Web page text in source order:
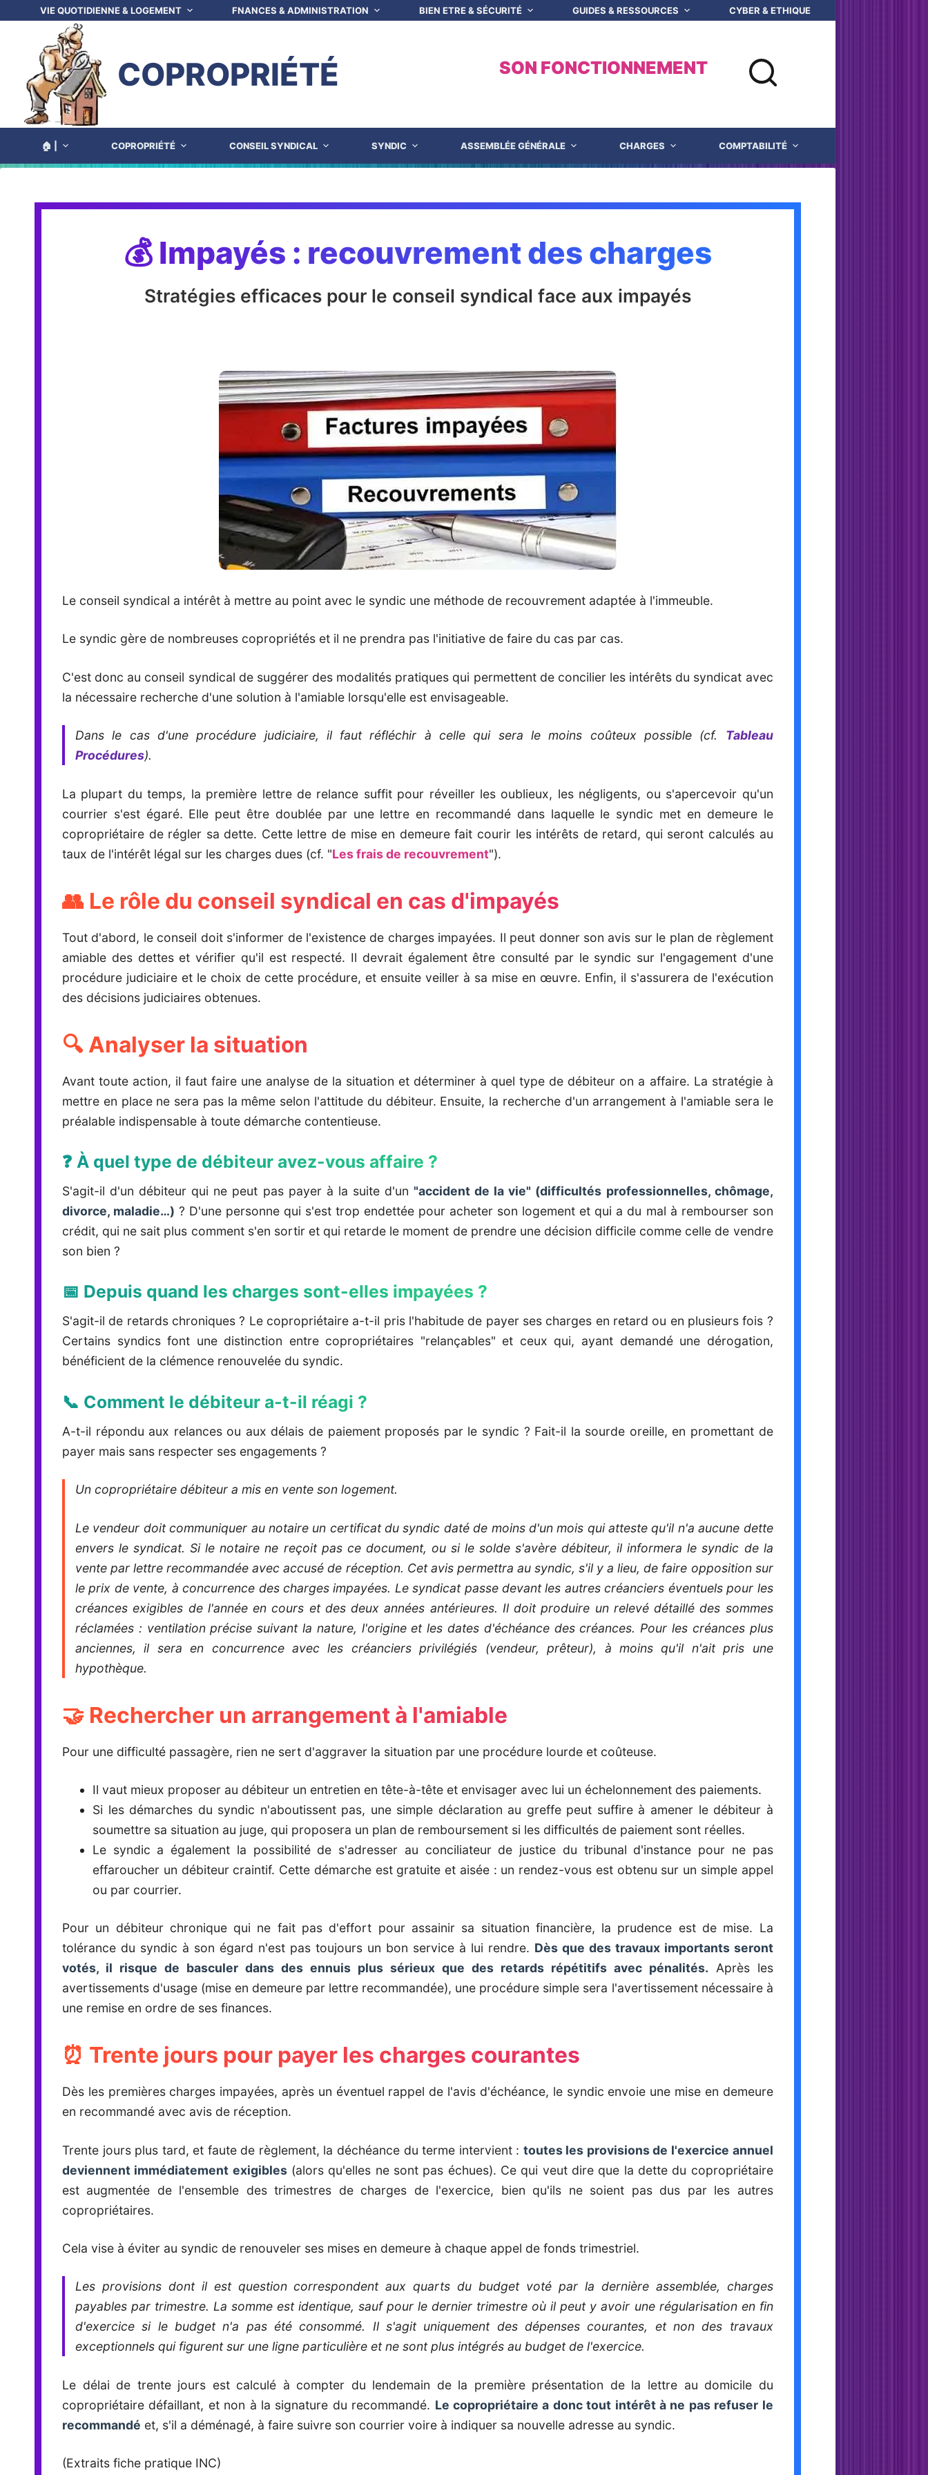
VIE QUOTIDIENNE & LOGEMENT FNANCES & ADMINISTRATION BIEN ETRE & SÉCURITÉ GUIDES & RESSOURCES CYBER & ETHIQUE NUMERIQUE
COPROPRIÉTÉ SON FONCTIONNEMENT
🏠 | COPROPRIÉTÉ CONSEIL SYNDICAL SYNDIC ASSEMBLÉE GÉNÉRALE CHARGES COMPTABILITÉ
💰 Impayés : recouvrement des charges
Stratégies efficaces pour le conseil syndical face aux impayés
Le conseil syndical a intérêt à mettre au point avec le syndic une méthode de recouvrement adaptée à l'immeuble.
Le syndic gère de nombreuses copropriétés et il ne prendra pas l'initiative de faire du cas par cas.
C'est donc au conseil syndical de suggérer des modalités pratiques qui permettent de concilier les intérêts du syndicat avec
la nécessaire recherche d'une solution à l'amiable lorsqu'elle est envisageable.
Dans le cas d'une procédure judiciaire, il faut réfléchir à celle qui sera le moins coûteux possible (cf. Tableau
Procédures).
La plupart du temps, la première lettre de relance suffit pour réveiller les oublieux, les négligents, ou s'apercevoir qu'un
courrier s'est égaré. Elle peut être doublée par une lettre en recommandé dans laquelle le syndic met en demeure le
copropriétaire de régler sa dette. Cette lettre de mise en demeure fait courir les intérêts de retard, qui seront calculés au
taux de l'intérêt légal sur les charges dues (cf. "Les frais de recouvrement").
👥 Le rôle du conseil syndical en cas d'impayés
Tout d'abord, le conseil doit s'informer de l'existence de charges impayées. Il peut donner son avis sur le plan de règlement
amiable des dettes et vérifier qu'il est respecté. Il devrait également être consulté par le syndic sur l'engagement d'une
procédure judiciaire et le choix de cette procédure, et ensuite veiller à sa mise en œuvre. Enfin, il s'assurera de l'exécution
des décisions judiciaires obtenues.
🔍 Analyser la situation
Avant toute action, il faut faire une analyse de la situation et déterminer à quel type de débiteur on a affaire. La stratégie à
mettre en place ne sera pas la même selon l'attitude du débiteur. Ensuite, la recherche d'un arrangement à l'amiable sera le
préalable indispensable à toute démarche contentieuse.
❓ À quel type de débiteur avez-vous affaire ?
S'agit-il d'un débiteur qui ne peut pas payer à la suite d'un"accident de la vie" (difficultés professionnelles, chômage,
divorce, maladie…) ? D'une personne qui s'est trop endettée pour acheter son logement et qui a du mal à rembourser son
crédit, qui ne sait plus comment s'en sortir et qui retarde le moment de prendre une décision difficile comme celle de vendre
son bien ?
📅 Depuis quand les charges sont-elles impayées ?
S'agit-il de retards chroniques ? Le copropriétaire a-t-il pris l'habitude de payer ses charges en retard ou en plusieurs fois ?
Certains syndics font une distinction entre copropriétaires "relançables" et ceux qui, ayant demandé une dérogation,
bénéficient de la clémence renouvelée du syndic.
📞 Comment le débiteur a-t-il réagi ?
A-t-il répondu aux relances ou aux délais de paiement proposés par le syndic ? Fait-il la sourde oreille, en promettant de
payer mais sans respecter ses engagements ?
Un copropriétaire débiteur a mis en vente son logement.
Le vendeur doit communiquer au notaire un certificat du syndic daté de moins d'un mois qui atteste qu'il n'a aucune dette
envers le syndicat. Si le notaire ne reçoit pas ce document, ou si le solde s'avère débiteur, il informera le syndic de la
vente par lettre recommandée avec accusé de réception. Cet avis permettra au syndic, s'il y a lieu, de faire opposition sur
le prix de vente, à concurrence des charges impayées. Le syndicat passe devant les autres créanciers éventuels pour les
créances exigibles de l'année en cours et des deux années antérieures. Il doit produire un relevé détaillé des sommes
réclamées : ventilation précise suivant la nature, l'origine et les dates d'échéance des créances. Pour les créances plus
anciennes, il sera en concurrence avec les créanciers privilégiés (vendeur, prêteur), à moins qu'il n'ait pris une
hypothèque.
🤝 Rechercher un arrangement à l'amiable
Pour une difficulté passagère, rien ne sert d'aggraver la situation par une procédure lourde et coûteuse.
Il vaut mieux proposer au débiteur un entretien en tête-à-tête et envisager avec lui un échelonnement des paiements.
Si les démarches du syndic n'aboutissent pas, une simple déclaration au greffe peut suffire à amener le débiteur à
soumettre sa situation au juge, qui proposera un plan de remboursement si les difficultés de paiement sont réelles.
Le syndic a également la possibilité de s'adresser au conciliateur de justice du tribunal d'instance pour ne pas
effaroucher un débiteur craintif. Cette démarche est gratuite et aisée : un rendez-vous est obtenu sur un simple appel
ou par courrier.
Pour un débiteur chronique qui ne fait pas d'effort pour assainir sa situation financière, la prudence est de mise. La
tolérance du syndic à son égard n'est pas toujours un bon service à lui rendre. Dès que des travaux importants seront
votés, il risque de basculer dans des ennuis plus sérieux que des retards répétitifs avec pénalités. Après les
avertissements d'usage (mise en demeure par lettre recommandée), une procédure simple sera l'avertissement nécessaire à
une remise en ordre de ses finances.
⏰ Trente jours pour payer les charges courantes
Dès les premières charges impayées, après un éventuel rappel de l'avis d'échéance, le syndic envoie une mise en demeure
en recommandé avec avis de réception.
Trente jours plus tard, et faute de règlement, la déchéance du terme intervient : toutes les provisions de l'exercice annuel
deviennent immédiatement exigibles(alors qu'elles ne sont pas échues). Ce qui veut dire que la dette du copropriétaire
est augmentée de l'ensemble des trimestres de charges de l'exercice, bien qu'ils ne soient pas dus par les autres
copropriétaires.
Cela vise à éviter au syndic de renouveler ses mises en demeure à chaque appel de fonds trimestriel.
Les provisions dont il est question correspondent aux quarts du budget voté par la dernière assemblée, charges
payables par trimestre. La somme est identique, sauf pour le dernier trimestre où il peut y avoir une régularisation en fin
d'exercice si le budget n'a pas été consommé. Il s'agit uniquement des dépenses courantes, et non des travaux
exceptionnels qui figurent sur une ligne particulière et ne sont plus intégrés au budget de l'exercice.
Le délai de trente jours est calculé à compter du lendemain de la première présentation de la lettre au domicile du
copropriétaire défaillant, et non à la signature du recommandé. Le copropriétaire a donc tout intérêt à ne pas refuser le
recommandé et, s'il a déménagé, à faire suivre son courrier voire à indiquer sa nouvelle adresse au syndic.
(Extraits fiche pratique INC)